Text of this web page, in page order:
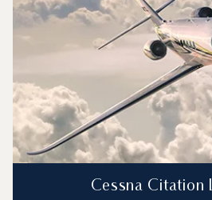
Cessna Citation